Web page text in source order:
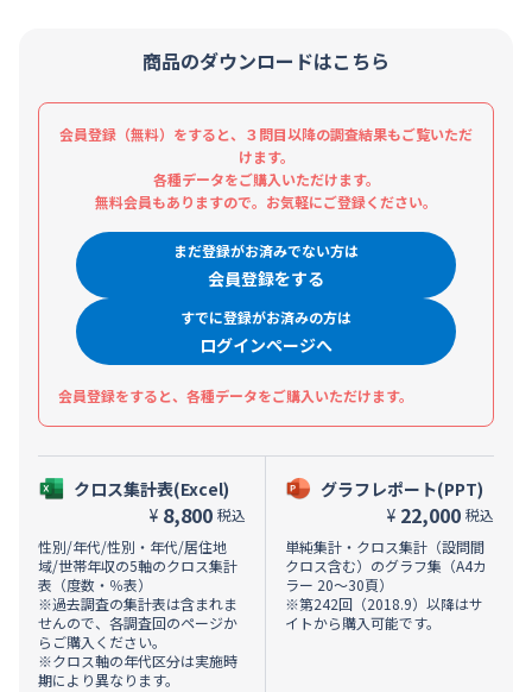
商品のダウンロードはこちら
会員登録（無料）をすると、３問目以降の調査結果もご覧いただ
けます。
各種データをご購入いただけます。
無料会員もありますので。お気軽にご登録ください。
まだ登録がお済みでない方は
会員登録をする
すでに登録がお済みの方は
ログインページへ
会員登録をすると、各種データをご購入いただけます。
クロス集計表(Excel)
¥ 8,800 税込
性別/年代/性別・年代/居住地
域/世帯年収の5軸のクロス集計
表（度数・％表）
※過去調査の集計表は含まれま
せんので、各調査回のページか
らご購入ください。
※クロス軸の年代区分は実施時
期により異なります。
グラフレポート(PPT)
¥ 22,000 税込
単純集計・クロス集計（設問間
クロス含む）のグラフ集（A4カ
ラー 20～30頁）
※第242回（2018.9）以降はサ
イトから購入可能です。